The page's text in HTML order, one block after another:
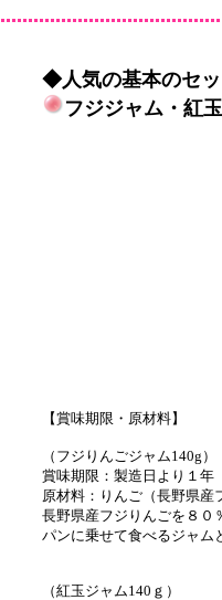
◆人気の基本のセ
フジジャム・紅
【賞味期限・原材料】
（フジりんごジャム140g）
賞味期限：製造日より１年
原材料：りんご（長野県産
長野県産フジりんごを８０
パンに乗せて食べるジャム
（紅玉ジャム140ｇ）